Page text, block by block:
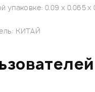
упаковке: 0.09 x 0.065 x
КИТАЙ